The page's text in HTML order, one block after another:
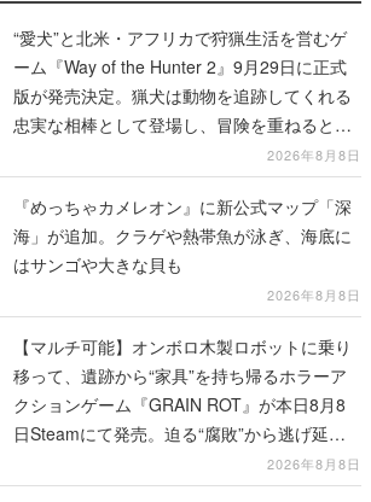
“愛犬”と北米・アフリカで狩猟生活を営むゲ
ーム『Way of the Hunter 2』9月29日に正式
版が発売決定。猟犬は動物を追跡してくれる
忠実な相棒として登場し、冒険を重ねると成
2026年8月8日
『めっちゃカメレオン』に新公式マップ「深
海」が追加。クラゲや熱帯魚が泳ぎ、海底に
はサンゴや大きな貝も
2026年8月8日
【マルチ可能】オンボロ木製ロボットに乗り
移って、遺跡から“家具”を持ち帰るホラーア
クションゲーム『GRAIN ROT』が本日8月8
日Steamにて発売。迫る“腐敗”から逃げ延
2026年8月8日